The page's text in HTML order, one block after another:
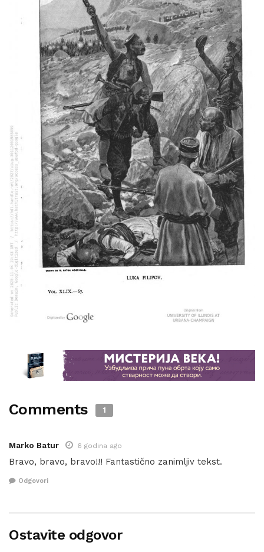
Comments 1
Marko Batur 6 godina ago
Bravo, bravo, bravo!!! Fantastično zanimljiv tekst.
Odgovori
Ostavite odgovor